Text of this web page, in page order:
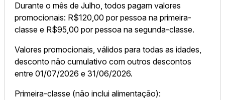
Durante o mês de Julho, todos pagam valores
promocionais: R$120,00 por pessoa na primeira-
classe e R$95,00 por pessoa na segunda-classe.
Valores promocionais, válidos para todas as idades,
desconto não cumulativo com outros descontos
entre 01/07/2026 e 31/06/2026.
Primeira-classe (não inclui alimentação):